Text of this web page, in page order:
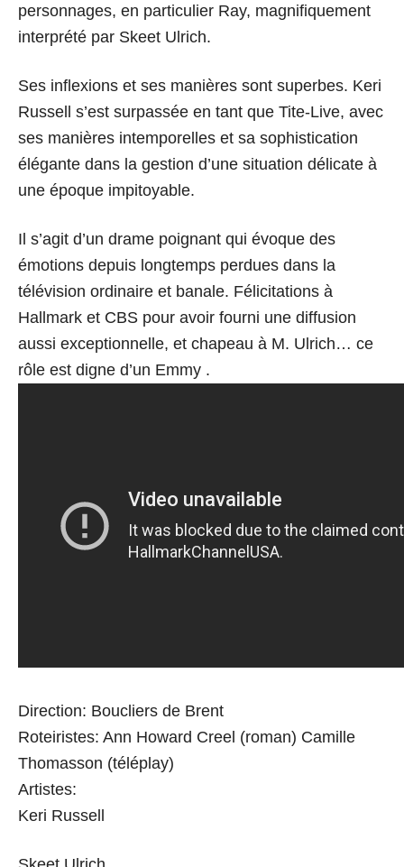
personnages, en particulier Ray, magnifiquement
interprété par Skeet Ulrich.
Ses inflexions et ses manières sont superbes. Keri
Russell s’est surpassée en tant que Tite-Live, avec
ses manières intemporelles et sa sophistication
élégante dans la gestion d’une situation délicate à
une époque impitoyable.
Il s’agit d’un drame poignant qui évoque des
émotions depuis longtemps perdues dans la
télévision ordinaire et banale. Félicitations à
Hallmark et CBS pour avoir fourni une diffusion
aussi exceptionnelle, et chapeau à M. Ulrich… ce
rôle est digne d’un Emmy .
Direction: Boucliers de Brent
Roteiristes: Ann Howard Creel (roman) Camille
Thomasson (téléplay)
Artistes:
Keri Russell